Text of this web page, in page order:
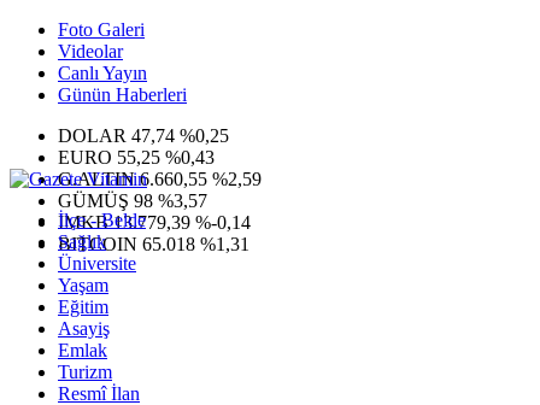
Foto Galeri
Videolar
Canlı Yayın
Günün Haberleri
DOLAR 47,74 %0,25
EURO 55,25 %0,43
G.ALTIN6.660,55 %2,59
GÜMÜŞ 98 %3,57
IMKB13.779,39 %-0,14
BITCOIN 65.018 %1,31
İlçe - Belde
Sağlık
Üniversite
Yaşam
Eğitim
Asayiş
Emlak
Turizm
Resmî İlan